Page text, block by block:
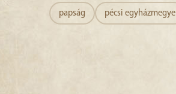
papság pécsi egyházmegye